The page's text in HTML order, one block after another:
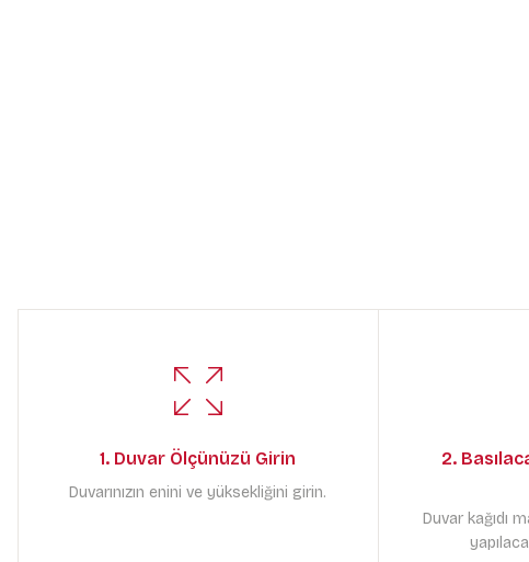
1. Duvar Ölçünüzü Girin
Duvarınızın enini ve yüksekliğini girin.
2.
Duvar kağıdı